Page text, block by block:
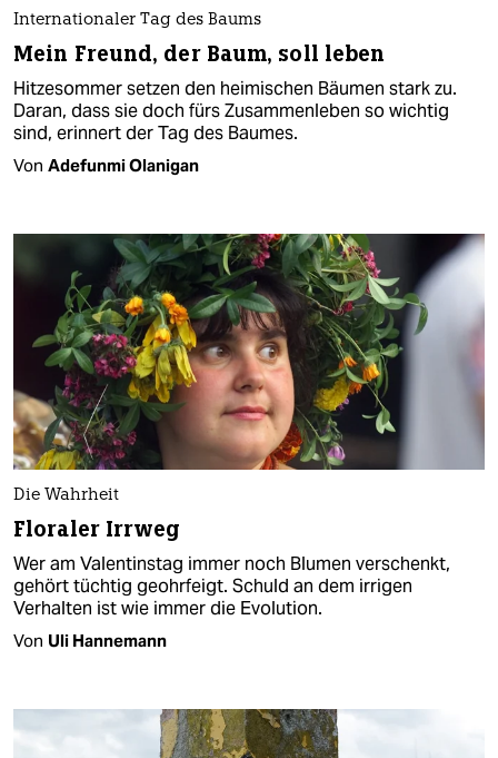
Internationaler Tag des Baums
Mein Freund, der Baum, soll leben
Hitzesommer setzen den heimischen Bäumen stark zu.
Daran, dass sie doch fürs Zusammenleben so wichtig
sind, erinnert der Tag des Baumes.
Von Adefunmi Olanigan
Die Wahrheit
Floraler Irrweg
Wer am Valentinstag immer noch Blumen verschenkt,
gehört tüchtig geohrfeigt. Schuld an dem irrigen
Verhalten ist wie immer die Evolution.
Von Uli Hannemann